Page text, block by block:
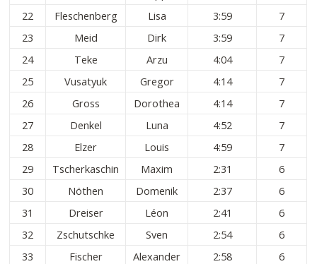
22
Fleschenberg Lisa 3:59
7
23
Meid Dirk 3:59
7
24
Teke Arzu 4:04
7
25
Vusatyuk Gregor 4:14
7
26
Gross Dorothea 4:14
7
27
Denkel Luna 4:52
7
28
Elzer Louis 4:59
7
29
Tscherkaschin Maxim 2:31
6
30
Nöthen Domenik 2:37
6
31
Dreiser Léon 2:41
6
32
Zschutschke Sven 2:54
6
33
Fischer Alexander 2:58
6